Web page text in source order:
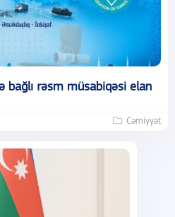
bağlı rəsm müsabiqəsi elan
Cəmiyyət